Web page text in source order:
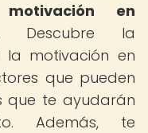
en
Descubre la
motivación en
que pueden
que te ayudarán
Además, te